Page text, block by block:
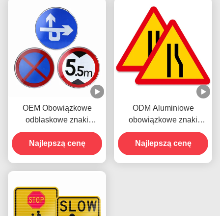
OEM Obowiązkowe
odblaskowe znaki
drogowe Ograniczenie
prędkości dla ostrzeżeń
bezpieczeństwa
Najlepszą cenę
ODM Aluminiowe
obowiązkowe znaki
drogowe dla pojazdów
drukowalnych
Najlepszą cenę